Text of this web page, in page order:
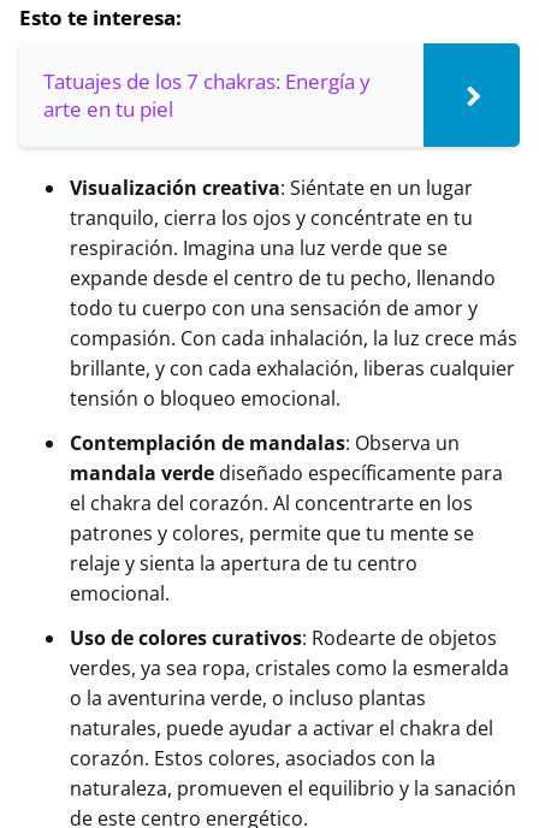
Esto te interesa:
Tatuajes de los 7 chakras: Energía y
arte en tu piel
Visualización creativa: Siéntate en un lugar
tranquilo, cierra los ojos y concéntrate en tu
respiración. Imagina una luz verde que se
expande desde el centro de tu pecho, llenando
todo tu cuerpo con una sensación de amor y
compasión. Con cada inhalación, la luz crece más
brillante, y con cada exhalación, liberas cualquier
tensión o bloqueo emocional.
Contemplación de mandalas: Observa un
mandala verde diseñado específicamente para
el chakra del corazón. Al concentrarte en los
patrones y colores, permite que tu mente se
relaje y sienta la apertura de tu centro
emocional.
Uso de colores curativos: Rodearte de objetos
verdes, ya sea ropa, cristales como la esmeralda
o la aventurina verde, o incluso plantas
naturales, puede ayudar a activar el chakra del
corazón. Estos colores, asociados con la
naturaleza, promueven el equilibrio y la sanación
de este centro energético.